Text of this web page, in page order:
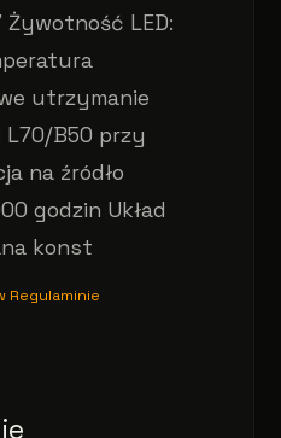
Żywotność LED:
utrzymanie
B50 przy
na źródło
godzin Układ
konst
Regulaminie